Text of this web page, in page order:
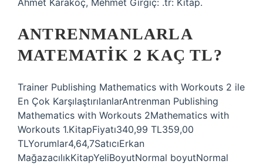
Ahmet Karakoç, Mehmet Girgiç: .tr: Kitap.
ANTRENMANLARLA
MATEMATIK 2 KAÇ TL?
Trainer Publishing Mathematics with Workouts 2 ile
En Çok KarşılaştırılanlarAntrenman Publishing
Mathematics with Workouts 2Mathematics with
Workouts 1.KitapFiyatı340,99 TL359,00
TLYorumlar4,64,7SatıcıErkan
MağazacılıkKitapYeliBoyutNormal boyutNormal